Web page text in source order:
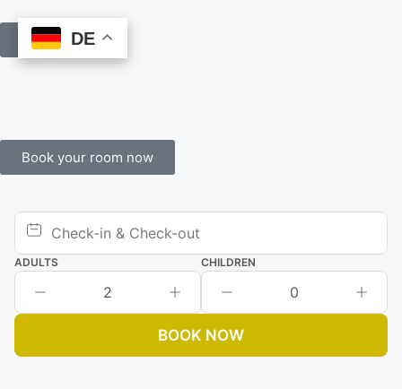
Book Online
Book your room now
ADULTS
2
CHILDREN
0
BOOK NOW
DE
DE